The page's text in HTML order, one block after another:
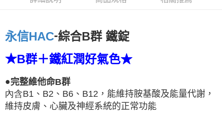
宅配-台灣本島
宅配-離島
每筆NT$160
永信HAC-綜合B群 鐵錠
★B群＋鐵紅潤好氣色★
●完整維他命B群
內含B1 、 B2 、 B6 、 B12 ，能維持胺基酸及能量代謝，
維持皮膚、心臟及神經系統的正常功能